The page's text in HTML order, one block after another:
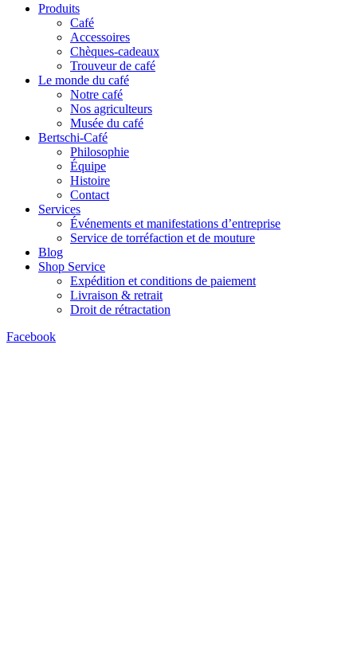
Produits
Café
Accessoires
Chèques-cadeaux
Trouveur de café
Le monde du café
Notre café
Nos agriculteurs
Musée du café
Bertschi-Café
Philosophie
Équipe
Histoire
Contact
Services
Événements et manifestations d’entreprise
Service de torréfaction et de mouture
Blog
Shop Service
Expédition et conditions de paiement
Livraison & retrait
Droit de rétractation
Facebook